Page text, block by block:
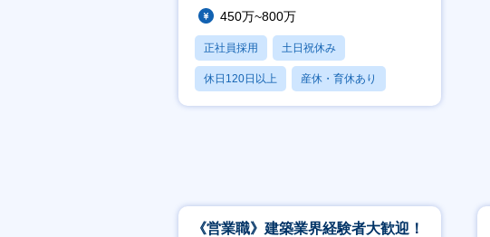
450万~800万
正社員採用 土日祝休み
休日120日以上 産休・育休あり
賞与あり
《営業職》建築業界経験者大歓迎！